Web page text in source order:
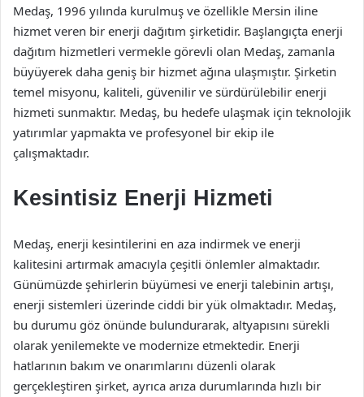
Medaş, 1996 yılında kurulmuş ve özellikle Mersin iline
hizmet veren bir enerji dağıtım şirketidir. Başlangıçta enerji
dağıtım hizmetleri vermekle görevli olan Medaş, zamanla
büyüyerek daha geniş bir hizmet ağına ulaşmıştır. Şirketin
temel misyonu, kaliteli, güvenilir ve sürdürülebilir enerji
hizmeti sunmaktır. Medaş, bu hedefe ulaşmak için teknolojik
yatırımlar yapmakta ve profesyonel bir ekip ile
çalışmaktadır.
Kesintisiz Enerji Hizmeti
Medaş, enerji kesintilerini en aza indirmek ve enerji
kalitesini artırmak amacıyla çeşitli önlemler almaktadır.
Günümüzde şehirlerin büyümesi ve enerji talebinin artışı,
enerji sistemleri üzerinde ciddi bir yük olmaktadır. Medaş,
bu durumu göz önünde bulundurarak, altyapısını sürekli
olarak yenilemekte ve modernize etmektedir. Enerji
hatlarının bakım ve onarımlarını düzenli olarak
gerçekleştiren şirket, ayrıca arıza durumlarında hızlı bir